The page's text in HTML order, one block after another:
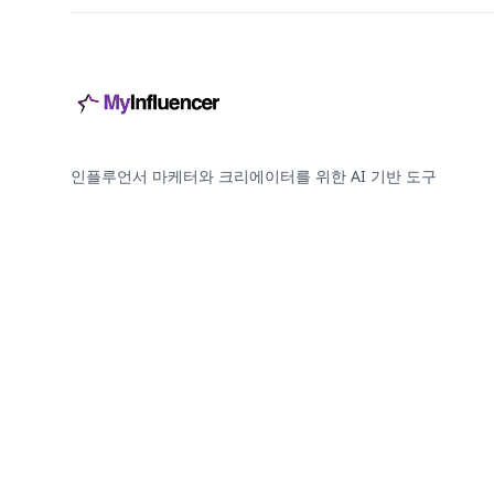
인플루언서 마케터와 크리에이터를 위한 AI 기반 도구